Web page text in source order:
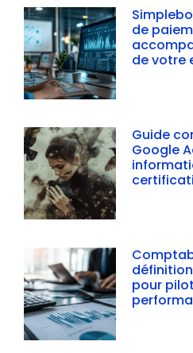
de
de votre
Guide
Google
pour